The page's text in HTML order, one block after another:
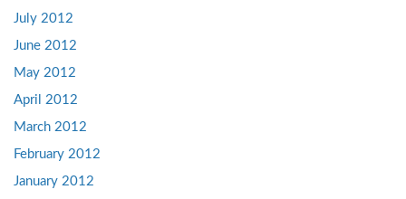
July 2012
June 2012
May 2012
April 2012
March 2012
February 2012
January 2012